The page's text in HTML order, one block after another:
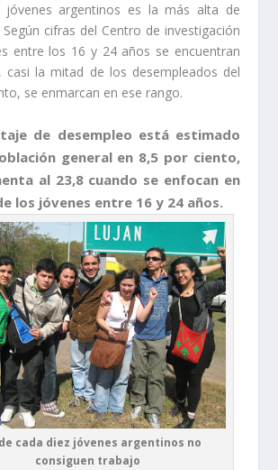
jóvenes argentinos es la más alta de
cifras del Centro de investigación
entre los 16 y 24 años se encuentran
casi la mitad de los desempleados del
se enmarcan en ese rango.
de desempleo está estimado
general en 8,5 por ciento,
al 23,8 cuando se enfocan en
los jóvenes entre 16 y 24 años.
cada diez jóvenes argentinos no
consiguen trabajo